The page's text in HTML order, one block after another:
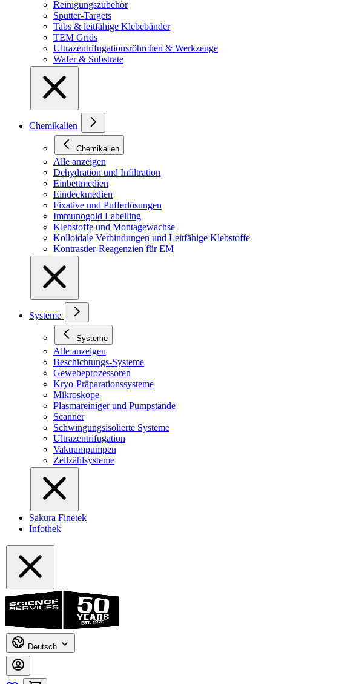
Reinigungszubehör
Sputter-Targets
Tabs & leitfähige Klebebänder
TEM Grids
Ultrazentrifugationsröhrchen & Werkzeuge
Wafer & Substrate
Chemikalien
Chemikalien
Alle anzeigen
Dehydration und Infiltration
Einbettmedien
Eindeckmedien
Fixative und Pufferlösungen
Immunogold Labelling
Klebstoffe und Montagewachse
Kolloidale Verbindungen und Leitfähige Klebstoffe
Kontrastier-Reagenzien für EM
Systeme
Systeme
Alle anzeigen
Beschichtungs-Systeme
Gewebeprozessoren
Kryo-Präparationssysteme
Mikroskope
Plasmareiniger und Pumpstände
Scanner
Schwingungsisolierte Systeme
Ultrazentrifugation
Vakuumpumpen
Zellzählsysteme
Sakura Finetek
Infothek
Deutsch